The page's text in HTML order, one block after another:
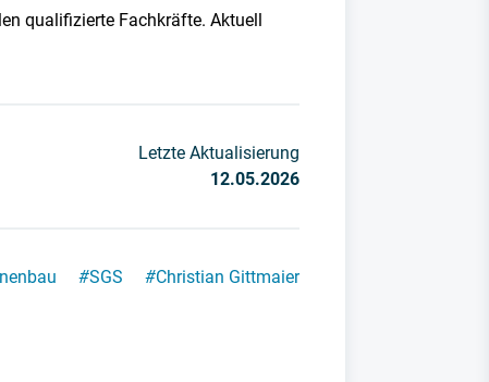
qualifizierte Fachkräfte. Aktuell
Letzte Aktualisierung
12.05.2026
#SGS #Christian Gittmaier